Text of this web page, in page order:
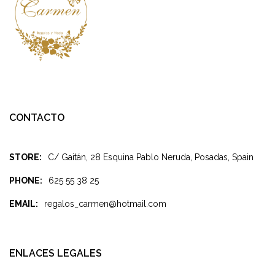
CONTACTO
STORE: C/ Gaitán, 28 Esquina Pablo Neruda, Posadas, Spain
PHONE: 625 55 38 25
EMAIL: regalos_carmen@hotmail.com
ENLACES LEGALES